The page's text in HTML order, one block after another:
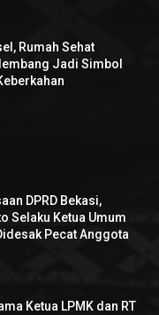
Rumah Sehat
Jadi Simbol
DPRD Bekasi,
Selaku Ketua Umum
Pecat Anggota
Ketua LPMK dan RT